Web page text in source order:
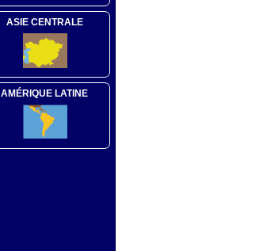
ASIE CENTRALE
AMÉRIQUE LATINE